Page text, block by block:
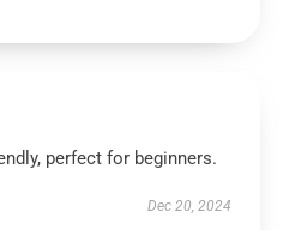
perfect for beginners.
Dec 20, 2024